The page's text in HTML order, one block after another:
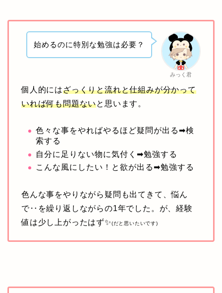
みっく君
始めるのに特別な勉強は必要？
個人的にはざっくりと流れと仕組みが分かって
いれば何も問題ないと思います。
色々な事をやればやるほど疑問が出る➡検
索する
自分に足りない物に気付く➡勉強する
こんな風にしたい！と欲が出る➡勉強する
色んな事をやりながら疑問も出てきて、悩ん
で‥を繰り返しながらの1年でした。が、経験
値は少し上がったはず✨(だと思いたいです)